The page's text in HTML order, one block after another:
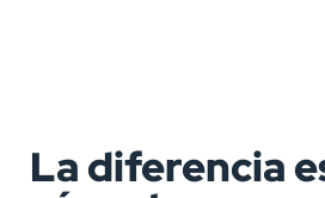
La diferencia